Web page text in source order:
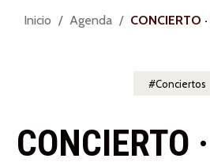
Usted
Inicio Agenda CONCIERTO
Conciertos
CONCIERTO